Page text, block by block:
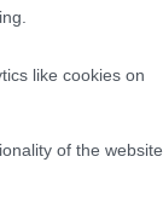
like cookies on
of the website
προσέχετε
αρκαδικής